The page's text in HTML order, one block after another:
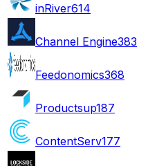
inRiver614
Channel Engine383
Feedonomics368
Productsup187
ContentServ177